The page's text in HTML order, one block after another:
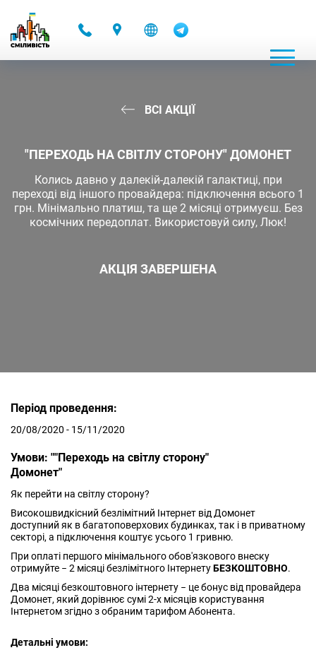
ВСІ АКЦІЇ
"ПЕРЕХОДЬ НА СВІТЛУ СТОРОНУ" ДОМОНЕТ
Колись давно у далекій-далекій галактиці, при
переході від іншого провайдера: підключення всього 1
грн. Мінімально платиш, та ще 2 місяці отримуєш. Без
космічних передоплат. Використовуй силу, Люк!
АКЦІЯ ЗАВЕРШЕНА
Період проведення:
20/08/2020 - 15/11/2020
Умови: ""Переходь на світлу сторону"
Домонет"
Як перейти на світлу сторону?
Високошвидкісний безлімітний Інтернет від Домонет
доступний як в багатоповерхових будинках, так і в приватному
секторі, а підключення коштує усього 1 гривню.
При оплаті першого мінімального обов'язкового внеску
отримуйте − 2 місяці безлімітного ІнтернетуБЕЗКОШТОВНО.
Два місяці безкоштовного інтернету − це бонус від провайдера
Домонет, який дорівнює сумі 2-х місяців користування
Інтернетом згідно з обраним тарифом Абонента.
Детальні умови: